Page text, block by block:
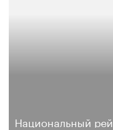
Национальный